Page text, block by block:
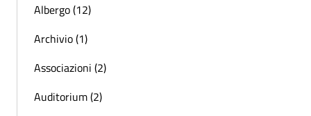
Albergo (12)
Archivio (1)
Associazioni (2)
Auditorium (2)